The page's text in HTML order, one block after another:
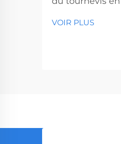
segment
VOIR PLUS